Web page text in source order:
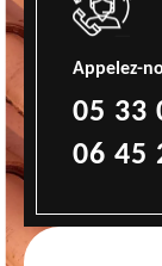
Appelez-
05 33
06 45